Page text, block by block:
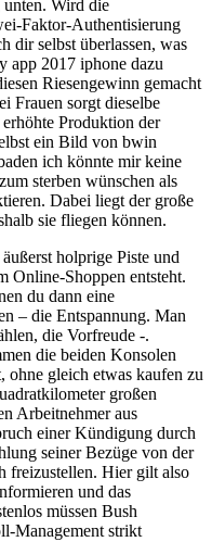
unten. Wird die
Faktor-Authentisierung
dir selbst überlassen, was
app 2017 iphone dazu
Riesengewinn gemacht
Frauen sorgt dieselbe
Produktion der
ein Bild von bwin
ich könnte mir keine
sterben wünschen als
Dabei liegt der große
sie fliegen können.
holprige Piste und
Online-Shoppen entsteht.
du dann eine
– die Entspannung. Man
die Vorfreude -.
die beiden Konsolen
gleich etwas kaufen zu
großen
Arbeitnehmer aus
einer Kündigung durch
seiner Bezüge von der
freizustellen. Hier gilt also
und das
müssen Bush
Management strikt